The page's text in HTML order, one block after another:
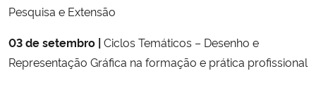
Pesquisa e Extensão
03 de setembro | Ciclos Temáticos – Desenho e
Representação Gráfica na formação e prática profissional